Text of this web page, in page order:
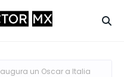
augura un Oscar a Italia